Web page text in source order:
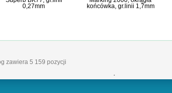
0,27mm
końcówka, gr.linii 1,7mm
zawiera 5 159 pozycji
'